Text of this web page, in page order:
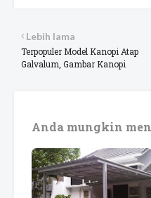
Lebih lama
Terpopuler Model Kanopi Atap
Galvalum, Gambar Kanopi
Anda mungkin